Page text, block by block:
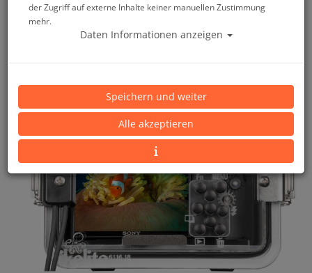
der Zugriff auf externe Inhalte keiner manuellen Zustimmung
mehr.
Daten Informationen anzeigen
Speichern und weiter
Alle akzeptieren